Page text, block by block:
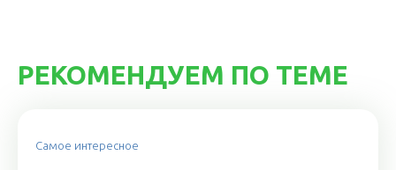
РЕКОМЕНДУЕМ ПО ТЕМЕ
Самое интересное